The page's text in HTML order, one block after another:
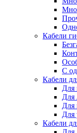
Кабели
С
Кабели
Для
Для
Для
Для
Кабели